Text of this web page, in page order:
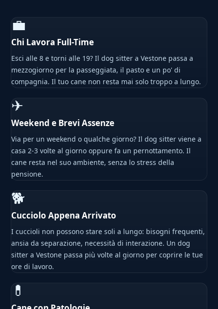
💼
Chi Lavora Full-Time
Esci alle 8 e torni alle 19? Il dog sitter a Vestone passa a
mezzogiorno per la passeggiata, il pasto e un po' di
compagnia. Il tuo cane non resta mai solo troppo a lungo.
✈
Weekend e Brevi Assenze
Via per un weekend o qualche giorno? Il dog sitter viene a
casa 2-3 volte al giorno oppure fa un pernottamento. Il
cane resta nel suo ambiente, senza lo stress della
pensione.
🐕
Cucciolo Appena Arrivato
I cuccioli non possono stare soli a lungo: bisogni frequenti,
ansia da separazione, necessità di interazione. Un dog
sitter a Vestone passa più volte al giorno per coprire le tue
ore di lavoro.
💊